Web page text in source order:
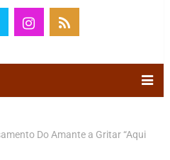
Do Amante a Gritar “Aqui